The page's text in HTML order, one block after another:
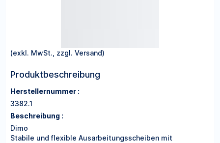
(exkl. MwSt., zzgl. Versand)
Produktbeschreibung
Herstellernummer :
3382.1
Beschreibung :
Dimo
Stabile und flexible Ausarbeitungsscheiben mit